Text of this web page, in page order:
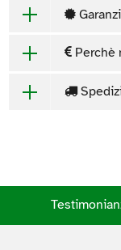
Perchè